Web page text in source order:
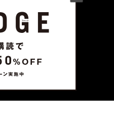
ファッション
ビューティー
レシピ
ライフスタイル
海外生活